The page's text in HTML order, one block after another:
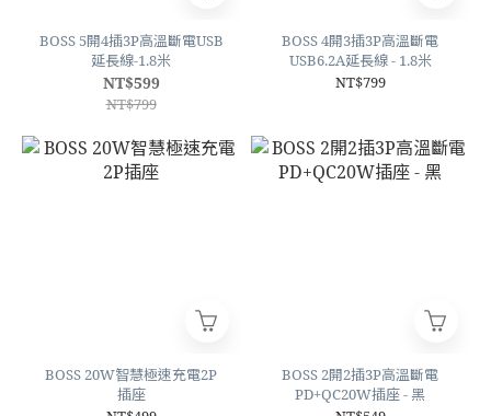
BOSS 5開4插3P高溫斷電USB
延長線-1.8米
NT$599
NT$799
BOSS 4開3插3P高溫斷電
USB6.2A延長線 - 1.8米
NT$799
BOSS 20W智慧極速充電2P
插座
BOSS 2開2插3P高溫斷電
PD+QC20W插座 - 黑